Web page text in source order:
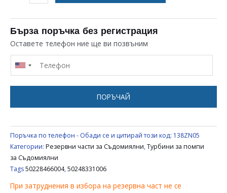
КИТ
ЗА
ЦИРКУЛАЦИАОННА
ПОМПА
ELECTROLUX
50248331006
Бърза поръчка без регистрация
Оставете телефон ние ще ви позвъним
ПОРЪЧАЙ
Поръчка по телефон - Обади се и цитирай този код: 138ZN05
Категории: Резервни части за Съдомиялни,Турбини за помпи
за Съдомиялни
Tags50228466004,50248331006
При затруднения в избора на резервна част не се